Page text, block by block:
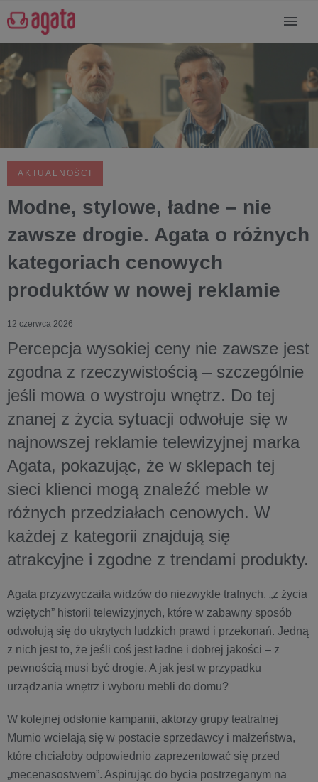
AKTUALNOŚCI
Modne, stylowe, ładne – nie
zawsze drogie. Agata o różnych
kategoriach cenowych
produktów w nowej reklamie
12 czerwca 2026
Percepcja wysokiej ceny nie zawsze jest
zgodna z rzeczywistością – szczególnie
jeśli mowa o wystroju wnętrz. Do tej
znanej z życia sytuacji odwołuje się w
najnowszej reklamie telewizyjnej marka
Agata, pokazując, że w sklepach tej
sieci klienci mogą znaleźć meble w
różnych przedziałach cenowych. W
każdej z kategorii znajdują się
atrakcyjne i zgodne z trendami produkty.
Agata przyzwyczaiła widzów do niezwykle trafnych, „z życia
wziętych” historii telewizyjnych, które w zabawny sposób
odwołują się do ukrytych ludzkich prawd i przekonań. Jedną
z nich jest to, że jeśli coś jest ładne i dobrej jakości – z
pewnością musi być drogie. A jak jest w przypadku
urządzania wnętrz i wyboru mebli do domu?
W kolejnej odsłonie kampanii, aktorzy grupy teatralnej
Mumio wcielają się w postacie sprzedawcy i małżeństwa,
które chciałoby odpowiednio zaprezentować się przed
„mecenasostwem”. Aspirując do bycia postrzeganym na